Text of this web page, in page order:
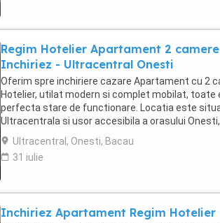
Regim Hotelier Apartament 2
Inchiriez - Ultracentral Onesti
Oferim spre inchiriere cazare Apartament cu 2
Hotelier, utilat modern si complet mobilat, toate
perfecta stare de functionare. Locatia este
Ultracentrala si usor accesibila a orasului
un spatiu generos de aproximativ ...
Ultracentral, Onesti, Bacau
31 iulie
Inchiriez Apartament Regim Hotelier